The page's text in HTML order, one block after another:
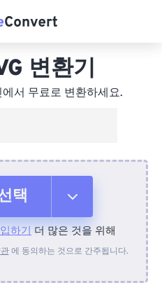
변환기
에서 무료로 변환하세요.
택
하기 더 많은 것을 위해
에 동의하는 것으로 간주됩니다.